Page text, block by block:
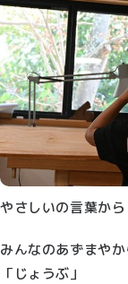
やさしいの言葉か
みんなのあずまや
「じょうぶ」